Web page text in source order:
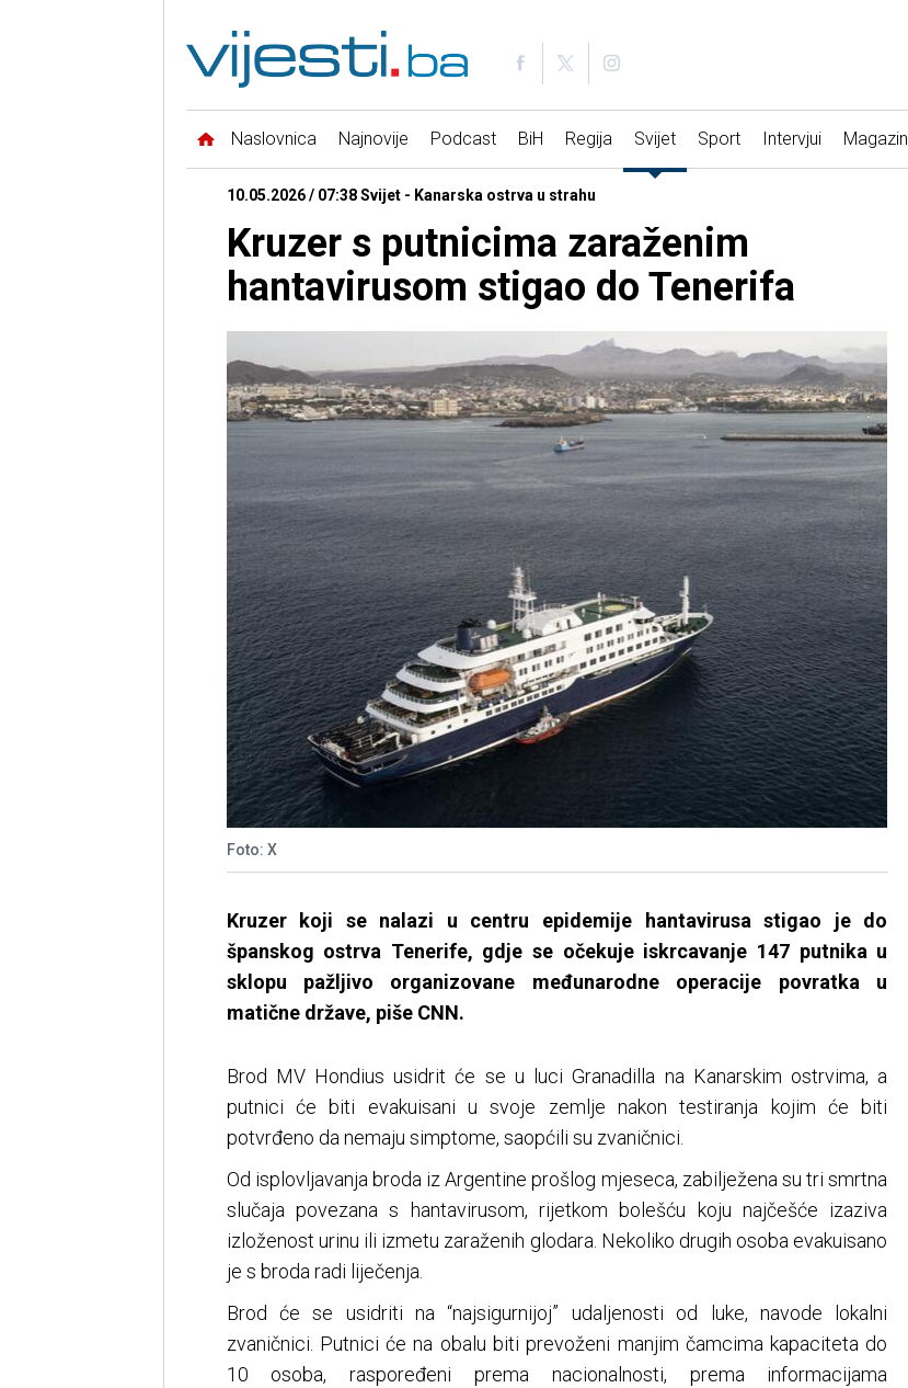
Naslovnica Najnovije Podcast BiH Regija Svijet Sport Intervjui Magazin
10.05.2026 / 07:38 Svijet - Kanarska ostrva u strahu
Kruzer s putnicima zaraženim
hantavirusom stigao do Tenerifa
Foto: X
Kruzer koji se nalazi u centru epidemije hantavirusa stigao je do
španskog ostrva Tenerife, gdje se očekuje iskrcavanje 147 putnika u
sklopu pažljivo organizovane međunarodne operacije povratka u
matične države, piše CNN.
Brod MV Hondius usidrit će se u luci Granadilla na Kanarskim ostrvima, a
putnici će biti evakuisani u svoje zemlje nakon testiranja kojim će biti
potvrđeno da nemaju simptome, saopćili su zvaničnici.
Od isplovljavanja broda iz Argentine prošlog mjeseca, zabilježena su tri smrtna
slučaja povezana s hantavirusom, rijetkom bolešću koju najčešće izaziva
izloženost urinu ili izmetu zaraženih glodara. Nekoliko drugih osoba evakuisano
je s broda radi liječenja.
Brod će se usidriti na “najsigurnijoj” udaljenosti od luke, navode lokalni
zvaničnici. Putnici će na obalu biti prevoženi manjim čamcima kapaciteta do
10 osoba, raspoređeni prema nacionalnosti, prema informacijama